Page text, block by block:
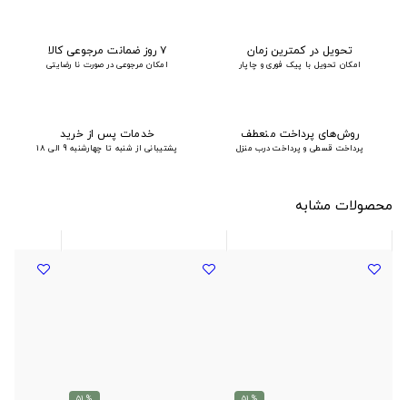
تحویل در کمترین زمان
امکان تحویل با پیک فوری و چاپار
۷ روز ضمانت مرجوعی کالا
امکان مرجوعی در صورت نا رضایتی
روش‌های پرداخت منعطف
پرداخت قسطی و پرداخت درب منزل
خدمات پس از خرید
پشتیبانی از شنبه تا چهارشنبه 9 الی 18
محصولات مشابه